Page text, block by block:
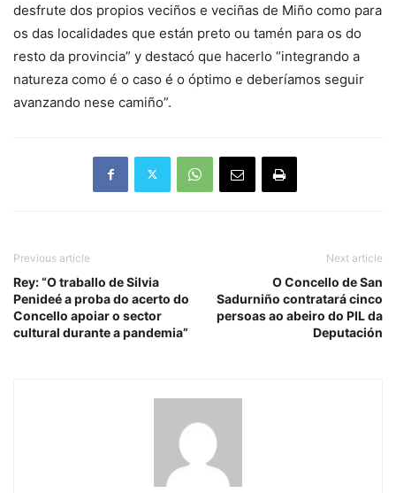
desfrute dos propios veciños e veciñas de Miño como para
os das localidades que están preto ou tamén para os do
resto da provincia” y destacó que hacerlo “integrando a
natureza como é o caso é o óptimo e deberíamos seguir
avanzando nese camiño”.
Previous article
Rey: “O traballo de Silvia
Penideé a proba do acerto do
Concello apoiar o sector
cultural durante a pandemia”
Next article
O Concello de San
Sadurniño contratará cinco
persoas ao abeiro do PIL da
Deputación